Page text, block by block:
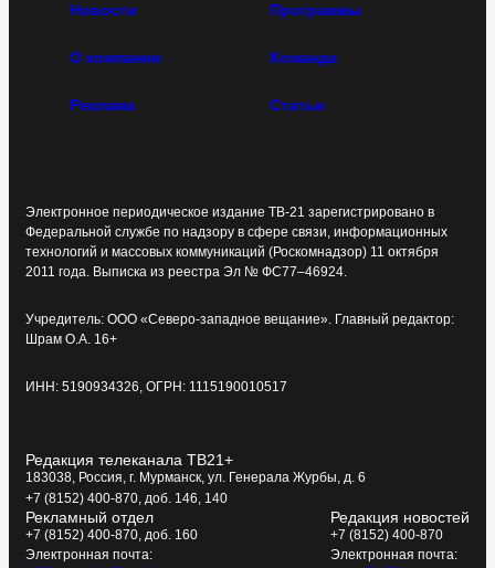
Новости Программы
О компании Команда
Реклама Статьи
Электронное периодическое издание ТВ-21 зарегистрировано в
Федеральной службе по надзору в сфере связи, информационных
технологий и массовых коммуникаций (Роскомнадзор) 11 октября
2011 года. Выписка из реестра Эл № ФС77–46924.
Учредитель: ООО «Северо-западное вещание». Главный редактор:
Шрам О.А. 16+
ИНН: 5190934326, ОГРН: 1115190010517
Редакция телеканала ТВ21+
183038, Россия, г. Мурманск, ул. Генерала Журбы, д. 6
+7 (8152) 400-870, доб. 146, 140
Рекламный отдел
+7 (8152) 400-870, доб. 160
Электронная почта:
Редакция новостей
+7 (8152) 400-870
Электронная почта: